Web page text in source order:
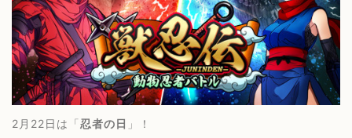
2月22日は「忍者の日 」！